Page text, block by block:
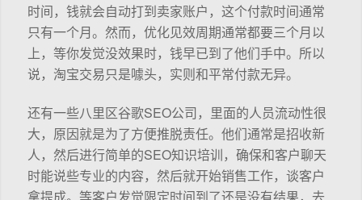
时间，钱就会自动打到卖家账户，这个付款时间通常
只有一个月。然而，优化见效周期通常都要三个月以
上，等你发觉没效果时，钱早已到了他们手中。所以
说，淘宝交易只是噱头，实则和平常付款无异。
还有一些八里区谷歌SEO公司，里面的人员流动性很
大，原因就是为了方便推脱责任。他们通常是招收新
人，然后进行简单的SEO知识培训，确保和客户聊天
时能说些专业的内容，然后就开始销售工作，谈客户